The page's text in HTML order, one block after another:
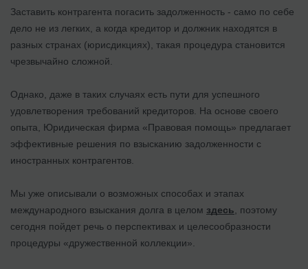
Заставить контрагента погасить задолженность - само по себе
дело не из легких, а когда кредитор и должник находятся в
разных странах (юрисдикциях), такая процедура становится
чрезвычайно сложной.
Однако, даже в таких случаях есть пути для успешного
удовлетворения требований кредиторов. На основе своего
опыта, Юридическая фирма «Правовая помощь» предлагает
эффективные решения по взысканию задолженности с
иностранных контрагентов.
Мы уже описывали о возможных способах и этапах
международного взыскания долга в целом здесь , поэтому
сегодня пойдет речь о перспективах и целесообразности
процедуры «дружественной коллекции».